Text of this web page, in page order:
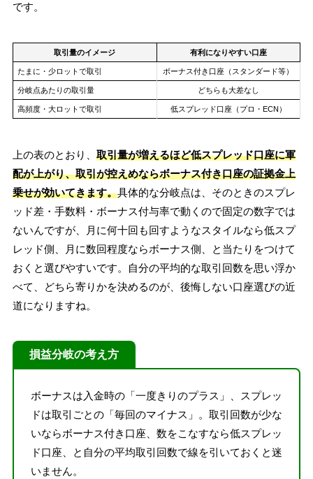
です。
取引量のイメージ 有利になりやすい口座
たまに・少ロットで取引 ボーナス付き口座（スタンダード等）
分岐点あたりの取引量 どちらも大差なし
高頻度・大ロットで取引 低スプレッド口座（プロ・ECN）
上の表のとおり、 取引量が増えるほど低スプレッド口座に軍
配が上がり、取引が控えめならボーナス付き口座の証拠金上
乗せが効いてきます。具体的な分岐点は、そのときのスプレ
ッド差・手数料・ボーナス付与率で動くので固定の数字では
ないんですが、月に何十回も回すようなスタイルなら低スプ
レッド側、月に数回程度ならボーナス側、と当たりをつけて
おくと選びやすいです。自分の平均的な取引回数を思い浮か
べて、どちら寄りかを決めるのが、後悔しない口座選びの近
道になりますね。
損益分岐の考え方
ボーナスは入金時の「一度きりのプラス」、スプレッ
ドは取引ごとの「毎回のマイナス」。取引回数が少な
いならボーナス付き口座、数をこなすなら低スプレッ
ド口座、と自分の平均取引回数で線を引いておくと迷
いません。